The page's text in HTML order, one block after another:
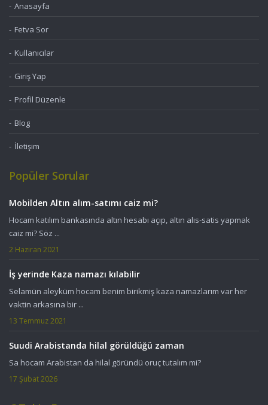
Anasayfa
Fetva Sor
Kullanıcılar
Giriş Yap
Profil Düzenle
Blog
İletişim
Popüler Sorular
Mobilden Altın alım-satımı caiz mi?
Hocam katılım bankasında altın hesabı açıp, altın alıs-satis yapmak
caiz mi? Söz ...
2 Haziran 2021
İş yerinde Kaza namazı kılabilir
Selamün aleyküm hocam benim birikmiş kaza namazlarım var her
vaktin arkasına bir ...
13 Temmuz 2021
Suudi Arabistanda hilal görüldüğü zaman
Sa hocam Arabistan da hilal göründü oruç tutalım mi?
17 Şubat 2026